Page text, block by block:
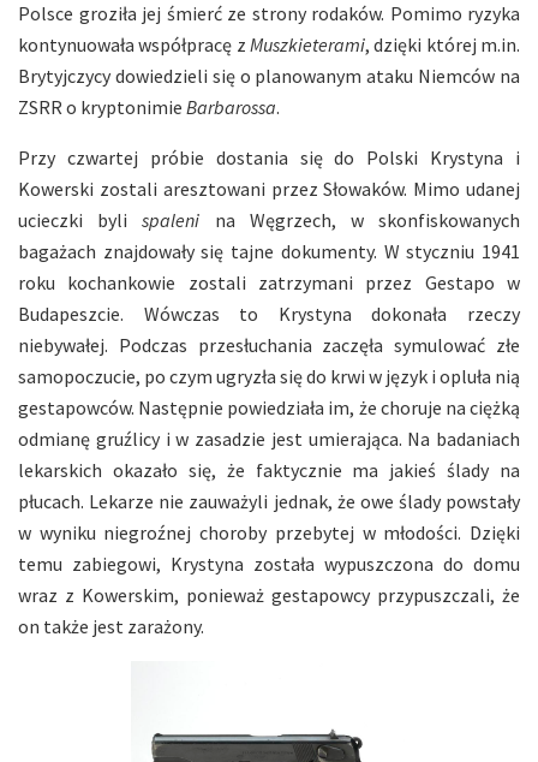
Polsce groziła jej śmierć ze strony rodaków. Pomimo ryzyka
kontynuowała współpracę z Muszkieterami, dzięki której m.in.
Brytyjczycy dowiedzieli się o planowanym ataku Niemców na
ZSRR o kryptonimie Barbarossa.
Przy czwartej próbie dostania się do Polski Krystyna i
Kowerski zostali aresztowani przez Słowaków. Mimo udanej
ucieczki bylispaleni na Węgrzech, w skonfiskowanych
bagażach znajdowały się tajne dokumenty. W styczniu 1941
roku kochankowie zostali zatrzymani przez Gestapo w
Budapeszcie. Wówczas to Krystyna dokonała rzeczy
niebywałej. Podczas przesłuchania zaczęła symulować złe
samopoczucie, po czym ugryzła się do krwi w język i opluła nią
gestapowców. Następnie powiedziała im, że choruje na ciężką
odmianę gruźlicy i w zasadzie jest umierająca. Na badaniach
lekarskich okazało się, że faktycznie ma jakieś ślady na
płucach. Lekarze nie zauważyli jednak, że owe ślady powstały
w wyniku niegroźnej choroby przebytej w młodości. Dzięki
temu zabiegowi, Krystyna została wypuszczona do domu
wraz z Kowerskim, ponieważ gestapowcy przypuszczali, że
on także jest zarażony.